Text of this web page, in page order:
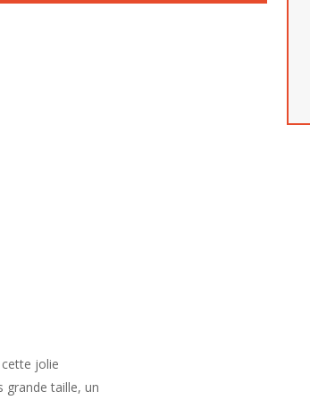
cette jolie
taille, un